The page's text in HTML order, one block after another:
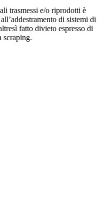
trasmessi e/o riprodotti è
di sistemi di
fatto divieto espresso di
scraping.